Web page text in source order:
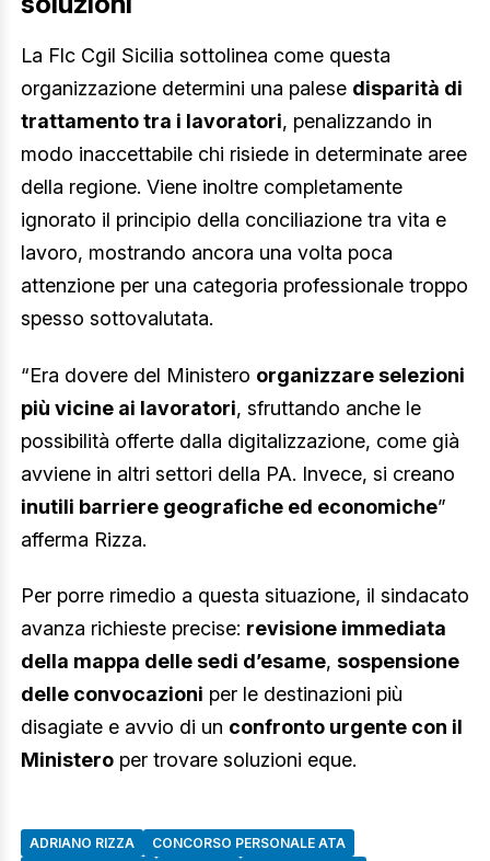
La Flc Cgil Sicilia sottolinea come questa
organizzazione determini una palese disparità di
trattamento tra i lavoratori, penalizzando in
modo inaccettabile chi risiede in determinate aree
della regione. Viene inoltre completamente
ignorato il principio della conciliazione tra vita e
lavoro, mostrando ancora una volta poca
attenzione per una categoria professionale troppo
spesso sottovalutata.
“Era dovere del Ministero organizzare selezioni
più vicine ai lavoratori, sfruttando anche le
possibilità offerte dalla digitalizzazione, come già
avviene in altri settori della PA. Invece, si creano
inutili barriere geografiche ed economiche”
afferma Rizza.
Per porre rimedio a questa situazione, il sindacato
avanza richieste precise: revisione immediata
della mappa delle sedi d’esame, sospensione
delle convocazioni per le destinazioni più
disagiate e avvio di un confronto urgente con il
Ministero per trovare soluzioni eque.
ADRIANO RIZZA
CONCORSO PERSONALE ATA